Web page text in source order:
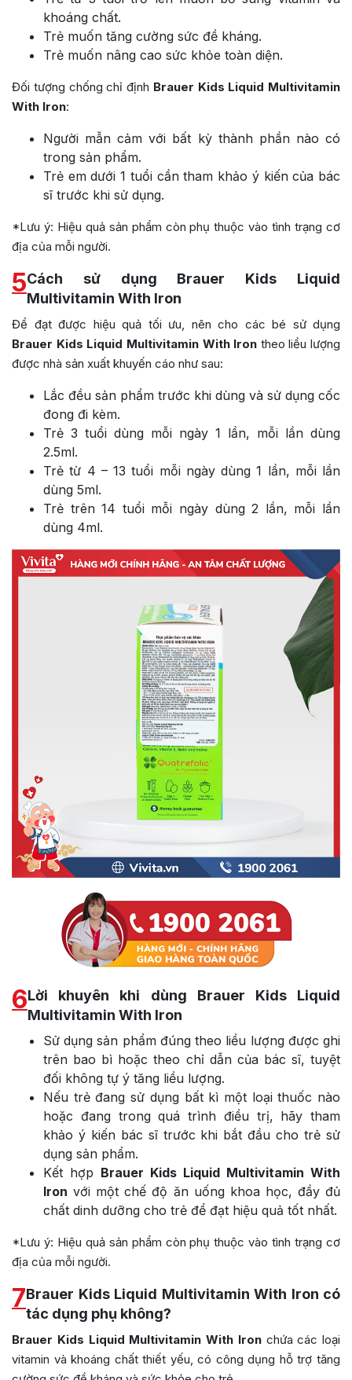
khoáng chất.
Trẻ muốn tăng cường sức đề kháng.
Trẻ muốn nâng cao sức khỏe toàn diện.
Đối tượng chống chỉ định Brauer Kids Liquid Multivitamin
With Iron:
Người mẫn cảm với bất kỳ thành phần nào có
trong sản phẩm.
Trẻ em dưới 1 tuổi cần tham khảo ý kiến của bác
sĩ trước khi sử dụng.
*Lưu ý: Hiệu quả sản phẩm còn phụ thuộc vào tình trạng cơ
địa của mỗi người.
5Cách sử dụng Brauer Kids Liquid
Multivitamin With Iron
Để đạt được hiệu quả tối ưu, nên cho các bé sử dụng
Brauer Kids Liquid Multivitamin With Iron theo liều lượng
được nhà sản xuất khuyến cáo như sau:
Lắc đều sản phẩm trước khi dùng và sử dụng cốc
đong đi kèm.
Trẻ 3 tuổi dùng mỗi ngày 1 lần, mỗi lần dùng
2.5ml.
Trẻ từ 4 – 13 tuổi mỗi ngày dùng 1 lần, mỗi lần
dùng 5ml.
Trẻ trên 14 tuổi mỗi ngày dùng 2 lần, mỗi lần
dùng 4ml.
6Lời khuyên khi dùng Brauer Kids Liquid
Multivitamin With Iron
Sử dụng sản phẩm đúng theo liều lượng được ghi
trên bao bì hoặc theo chỉ dẫn của bác sĩ, tuyệt
đối không tự ý tăng liều lượng.
Nếu trẻ đang sử dụng bất kì một loại thuốc nào
hoặc đang trong quá trình điều trị, hãy tham
khảo ý kiến bác sĩ trước khi bắt đầu cho trẻ sử
dụng sản phẩm.
Kết hợp Brauer Kids Liquid Multivitamin With
Iron với một chế độ ăn uống khoa học, đầy đủ
chất dinh dưỡng cho trẻ để đạt hiệu quả tốt nhất.
*Lưu ý: Hiệu quả sản phẩm còn phụ thuộc vào tình trạng cơ
địa của mỗi người.
7Brauer Kids Liquid Multivitamin With Iron có
tác dụng phụ không?
Brauer Kids Liquid Multivitamin With Ironchứa các loại
vitamin và khoáng chất thiết yếu, có công dụng hỗ trợ tăng